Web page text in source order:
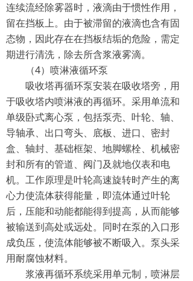
连续流经除雾器时，液滴由于惯性作用，
留在挡板上。由于被滞留的液滴也含有固
态物，因此存在在挡板结垢的危险，需定
期进行清洗，除去所含浆液雾滴。
（4）喷淋液循环泵
吸收塔再循环泵安装在吸收塔旁，用
于吸收塔内喷淋液的再循环。采用单流和
单级卧式离心泵，包括泵壳、叶轮、轴、
导轴承、出口弯头、底板、进口、密封
盒、轴封、基础框架、地脚螺栓、机械密
封和所有的管道、阀门及就地仪表和电
机。工作原理是叶轮高速旋转时产生的离
心力使流体获得能量，即流体通过叶轮
后，压能和动能都能得到提高，从而能够
被输送到高处或远处。同时在泵的入口形
成负压，使流体能够被不断吸入。泵头采
用耐腐蚀材料。
浆液再循环系统采用单元制，喷淋层